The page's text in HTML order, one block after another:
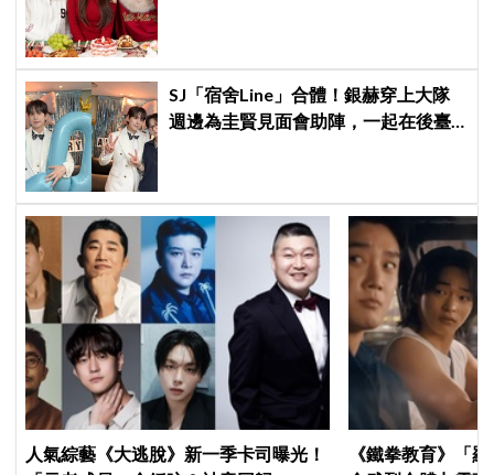
SJ「宿舍Line」合體！銀赫穿上大隊
週邊為圭賢見面會助陣，一起在後臺
人氣綜藝《大逃脫》新一季卡司曝光！
《鐵拳教育》「